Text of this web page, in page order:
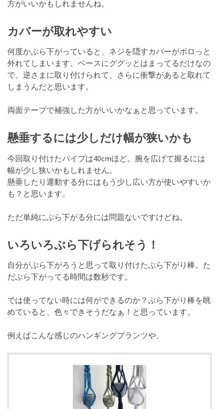
方がいいかもしれませんね。
カバーが取れやすい
何度かぶら下がっていると、ネジを隠すカバーがポロっと
外れてしまいます。ベースにググッとはまってるだけなの
で、逆さまに取り付けられて、さらに衝撃があると取れて
しまうんだと思います。
両面テープで補強した方がいいかなぁと思っています。
懸垂するには少しだけ幅が狭いかも
今回取り付けたパイプは40cmほど。腕を広げて握るには
幅が少し狭いかもしれません。
懸垂したり運動する分にはもう少し広い方が使いやすいか
も？と思います。
ただ単純にぶら下がる分には問題ないですけどね。
いろいろぶら下げられそう！
自分がぶら下がろうと思って取り付けたぶら下がり棒。た
だぶら下がってる時間は数秒です。
では使ってない時には何ができるのか？ぶら下がり棒を眺
めていると、色々できそうだなぁ！と思っています。
例えばこんな感じのハンギングプランツや、